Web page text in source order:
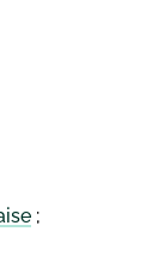
;